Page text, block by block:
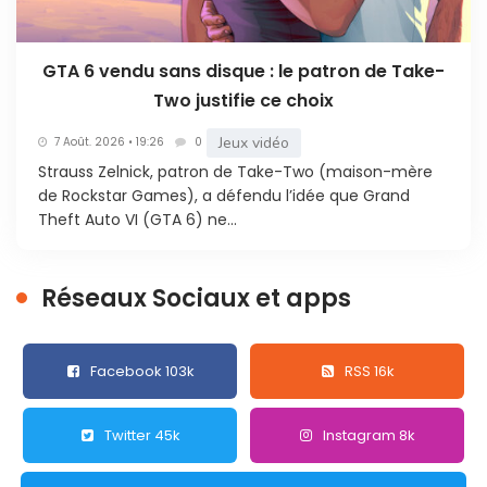
GTA 6 vendu sans disque : le patron de Take-
Two justifie ce choix
7 Août. 2026 • 19:26 0 Jeux vidéo
Strauss Zelnick, patron de Take-Two (maison-mère
de Rockstar Games), a défendu l’idée que Grand
Theft Auto VI (GTA 6) ne...
Réseaux Sociaux et apps
Facebook 103k RSS 16k
Twitter 45k Instagram 8k